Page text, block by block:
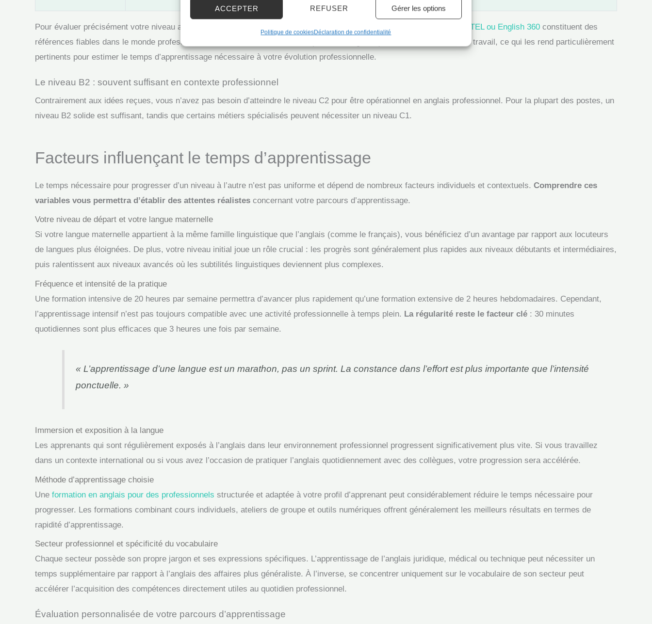
ACCEPTER REFUSER Gérer les options
Politique de cookiesDéclaration de confidentialité
Pour évaluer précisément votre niveau actuel et mesurer votre progression, des certifications reconnues comme LEVELTEL ou English 360 constituent des
références fiables dans le monde professionnel. Ces tests évaluent vos compétences linguistiques en situation réelle de travail, ce qui les rend particulièrement
pertinents pour estimer le temps d’apprentissage nécessaire à votre évolution professionnelle.
Le niveau B2 : souvent suffisant en contexte professionnel
Contrairement aux idées reçues, vous n’avez pas besoin d’atteindre le niveau C2 pour être opérationnel en anglais professionnel. Pour la plupart des postes, un
niveau B2 solide est suffisant, tandis que certains métiers spécialisés peuvent nécessiter un niveau C1.
Facteurs influençant le temps d’apprentissage
Le temps nécessaire pour progresser d’un niveau à l’autre n’est pas uniforme et dépend de nombreux facteurs individuels et contextuels. Comprendre ces
variables vous permettra d’établir des attentes réalistes concernant votre parcours d’apprentissage.
Votre niveau de départ et votre langue maternelle
Si votre langue maternelle appartient à la même famille linguistique que l’anglais (comme le français), vous bénéficiez d’un avantage par rapport aux locuteurs
de langues plus éloignées. De plus, votre niveau initial joue un rôle crucial : les progrès sont généralement plus rapides aux niveaux débutants et intermédiaires,
puis ralentissent aux niveaux avancés où les subtilités linguistiques deviennent plus complexes.
Fréquence et intensité de la pratique
Une formation intensive de 20 heures par semaine permettra d’avancer plus rapidement qu’une formation extensive de 2 heures hebdomadaires. Cependant,
l’apprentissage intensif n’est pas toujours compatible avec une activité professionnelle à temps plein. La régularité reste le facteur clé : 30 minutes
quotidiennes sont plus efficaces que 3 heures une fois par semaine.
« L’apprentissage d’une langue est un marathon, pas un sprint. La constance dans l’effort est plus importante que l’intensité
ponctuelle. »
Immersion et exposition à la langue
Les apprenants qui sont régulièrement exposés à l’anglais dans leur environnement professionnel progressent significativement plus vite. Si vous travaillez
dans un contexte international ou si vous avez l’occasion de pratiquer l’anglais quotidiennement avec des collègues, votre progression sera accélérée.
Méthode d’apprentissage choisie
Une formation en anglais pour des professionnels structurée et adaptée à votre profil d’apprenant peut considérablement réduire le temps nécessaire pour
progresser. Les formations combinant cours individuels, ateliers de groupe et outils numériques offrent généralement les meilleurs résultats en termes de
rapidité d’apprentissage.
Secteur professionnel et spécificité du vocabulaire
Chaque secteur possède son propre jargon et ses expressions spécifiques. L’apprentissage de l’anglais juridique, médical ou technique peut nécessiter un
temps supplémentaire par rapport à l’anglais des affaires plus généraliste. À l’inverse, se concentrer uniquement sur le vocabulaire de son secteur peut
accélérer l’acquisition des compétences directement utiles au quotidien professionnel.
Évaluation personnalisée de votre parcours d’apprentissage